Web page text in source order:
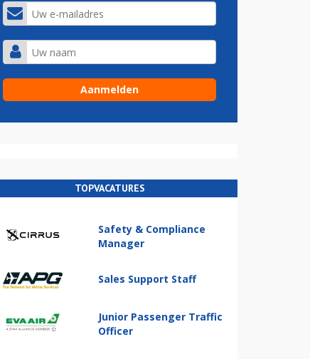
TOPVACATURES
Safety & Compliance
Manager
Sales Support Staff
Junior Passenger Traffic
Officer